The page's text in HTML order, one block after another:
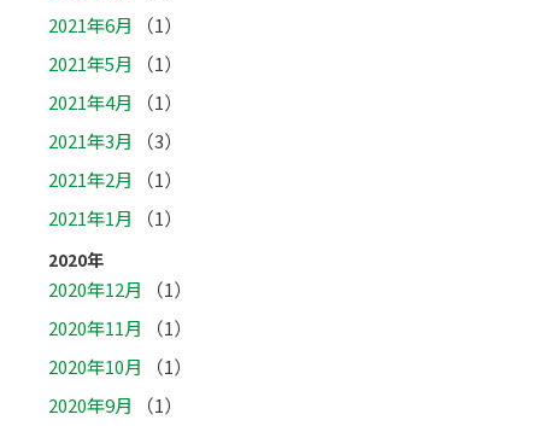
2021年6月
（1）
2021年5月
（1）
2021年4月
（1）
2021年3月
（3）
2021年2月
（1）
2021年1月
（1）
2020年
2020年12月
（1）
2020年11月
（1）
2020年10月
（1）
2020年9月
（1）